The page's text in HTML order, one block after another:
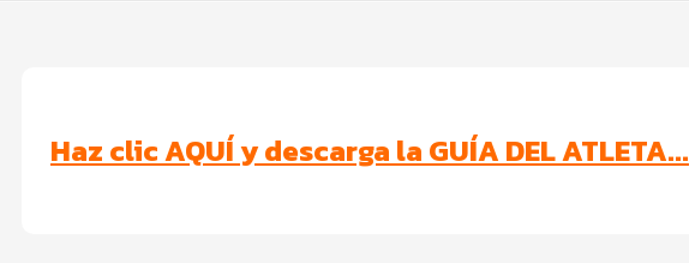
Haz clic AQUÍ y descarga la GUÍA DEL ATLETA...